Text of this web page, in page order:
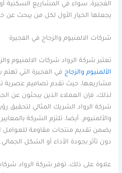
الفجيرة، سواء في المشاريع السكنية أو
يجعلها الخيار الأول لكل من يبحث عن
شركات الالمنيوم والزجاج في الفجيرة
تعتبر شركة الرواد شركات الالمنيوم
الألمنيوم والزجاج في الفجيرة التي
مشاريعها، حيث تقدم تصاميم عصرية
لذلك، فإن العملاء الذين يبحثون عن
شركة الرواد الشريك المثالي لتحقيق
والألمنيوم. أيضا، تلتزم الشركة
يضمن تقديم منتجات مقاومة للعوامل
دون تأثر بجودة الأداء أو الشكل الجمالي.
علاوة على ذلك، توفر شركة الرواد